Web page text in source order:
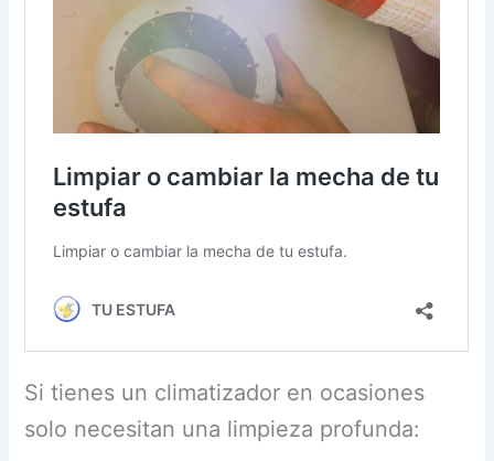
Si tienes un climatizador en ocasiones
solo necesitan una limpieza profunda: